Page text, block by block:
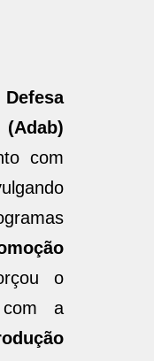
com
o
com a